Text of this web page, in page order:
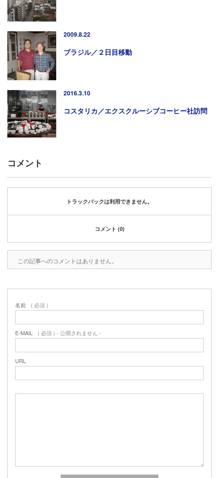
2009.8.22
ブラジル／２日目移動
2016.3.10
コスタリカ／エクスクルーシブコーヒー社訪問
コメント
トラックバックは利用できません。
コメント (0)
この記事へのコメントはありません。
名前 ( 必須 )
E-MAIL ( 必須 ) - 公開されません -
URL